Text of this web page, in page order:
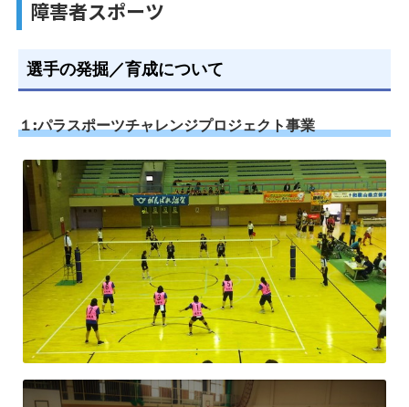
障害者スポーツ
選手の発掘／育成について
１:パラスポーツチャレンジプロジェクト事業